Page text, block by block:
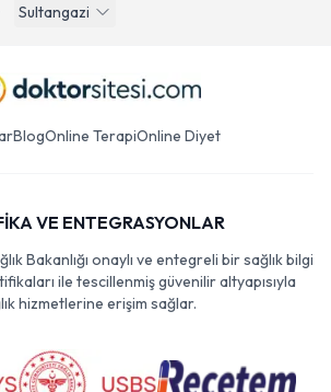
Sultangazi
BlogOnline TerapiOnline Diyet
VE ENTEGRASYONLAR
Bakanlığı onaylı ve entegreli bir sağlık bilgi
ile tescillenmiş güvenilir altyapısıyla
hizmetlerine erişim sağlar.